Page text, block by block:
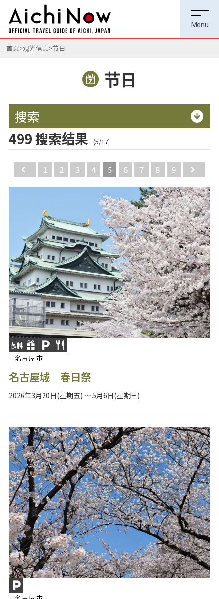
首页 观光信息 节日
节日
搜索
499 搜索结果 (5/17)
Back
1 2 3 4 5 6 7 8 9
名古屋市
名古屋城 春日祭
2026年3月20日(星期五) ～ 5月6日(星期三)